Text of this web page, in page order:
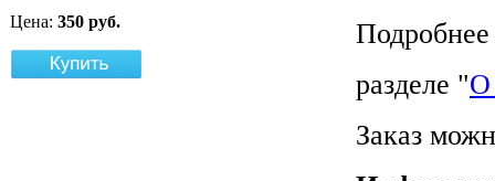
Цена: 350 руб.
Подробнее
разделе "О
Заказ